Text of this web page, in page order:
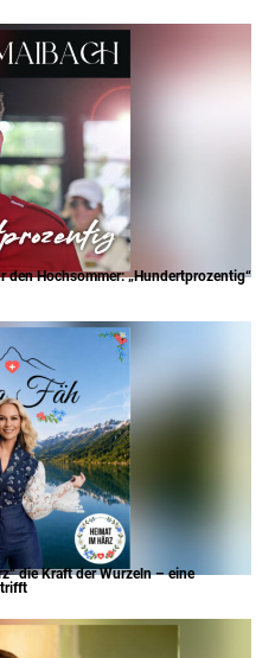
den Hochsommer: „Hundertprozentig“
die Kraft der Wurzeln – eine
trifft